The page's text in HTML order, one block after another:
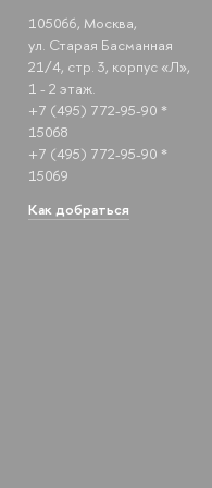
105066, Москва,
ул. Старая Басманная
21/4, стр. 3, корпус «Л»,
1 - 2 этаж.
+7 (495) 772-95-90 *
15068
+7 (495) 772-95-90 *
15069
Как добраться